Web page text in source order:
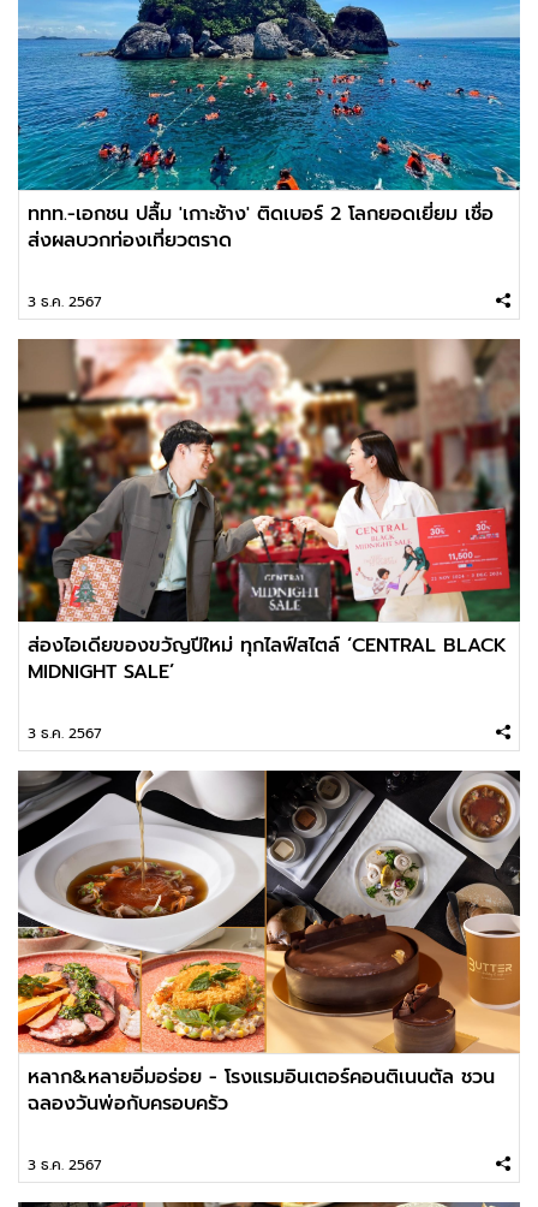
ททท.-เอกชน ปลื้ม 'เกาะช้าง' ติดเบอร์ 2 โลกยอดเยี่ยม เชื่อ
ส่งผลบวกท่องเที่ยวตราด
3 ธ.ค. 2567
ส่องไอเดียของขวัญปีใหม่ ทุกไลฟ์สไตล์ ‘CENTRAL BLACK
MIDNIGHT SALE’
3 ธ.ค. 2567
หลาก&หลายอิ่มอร่อย - โรงแรมอินเตอร์คอนติเนนตัล ชวน
ฉลองวันพ่อกับครอบครัว
3 ธ.ค. 2567